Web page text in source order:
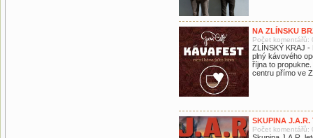
NA ZLÍNSKU
Počet komentářů:
ZLÍNSKÝ KRAJ
plný kávového
října to
centru přímo ve
SKUPINA J.A.R.
Počet komentářů: